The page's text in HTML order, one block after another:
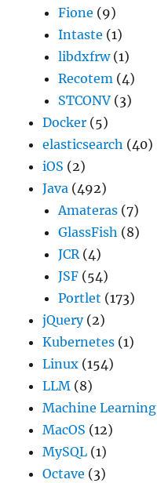
Fione (9)
Intaste (1)
libdxfrw(1)
Recotem (4)
STCONV (3)
Docker (5)
elasticsearch (40)
iOS (2)
Java (492)
Amateras (7)
GlassFish (8)
JCR(4)
JSF (54)
Portlet (173)
jQuery(2)
Kubernetes (1)
Linux (154)
LLM (8)
Machine Learning
MacOS (12)
MySQL (1)
Octave (3)